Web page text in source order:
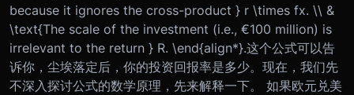
because it ignores the cross-product } r \times fx. \\ &
\text{The scale of the investment (i.e., €100 million) is
irrelevant to the return } R. \end{align*}.这个公式可以告
诉你，尘埃落定后，你的投资回报率是多少。现在，我们先
不深入探讨公式的数学原理，先来解释一下。 如果欧元兑美